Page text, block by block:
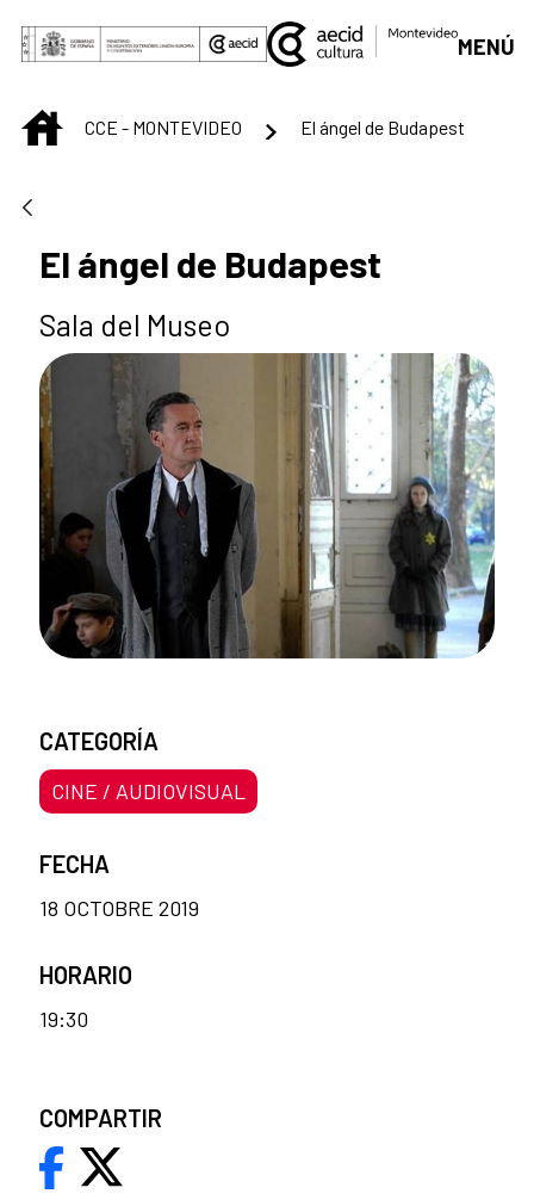
Saut au contenu principal
MENÚ
INICIOCCE - MONTEVIDEO El ángel de Budapest
El ángel de Budapest
Sala del Museo
CATEGORÍA
CINE / AUDIOVISUAL
FECHA
18 OCTOBRE 2019
HORARIO
19:30
COMPARTIR